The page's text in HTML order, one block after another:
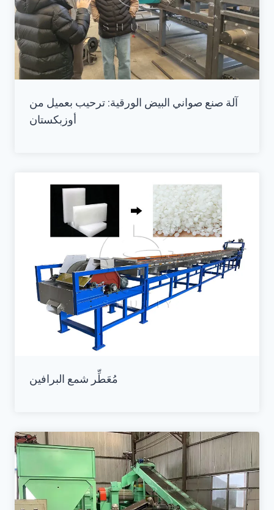
آلة صنع صواني البيض الورقية: ترحيب بعميل من
أوزبكستان
مُعَطِّر شمع البرافين